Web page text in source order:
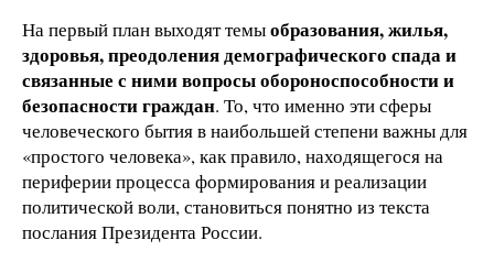
На первый план выходят темыобразования, жилья,
здоровья, преодоления демографического спада и
связанные с ними вопросы обороноспособности и
безопасности граждан. То, что именно эти сферы
человеческого бытия в наибольшей степени важны для
«простого человека», как правило, находящегося на
периферии процесса формирования и реализации
политической воли, становиться понятно из текста
послания Президента России.